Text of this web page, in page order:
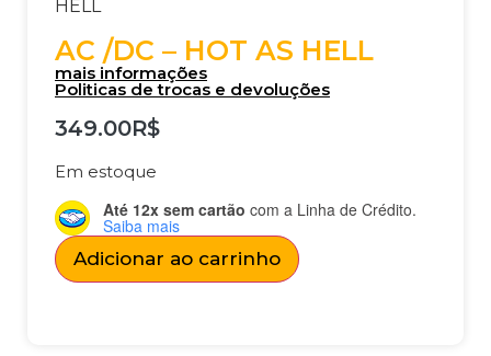
HELL
AC /DC – HOT AS HELL
mais informações
Politicas de trocas e devoluções
349.00R$
Em estoque
Até 12x sem cartão com a Linha de Crédito.
Saiba mais
Adicionar ao carrinho